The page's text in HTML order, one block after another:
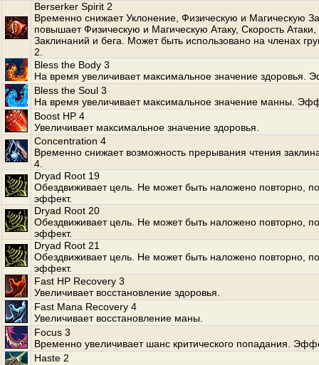
Berserker Spirit 2
Временно снижает Уклонение, Физическую и Магическую
повышает Физическую и Магическую Атаку, Скорость
Заклинаний и бега. Может быть использовано на членах
2.
Bless the Body 3
На время увеличивает максимальное значение здоровья.
Bless the Soul 3
На время увеличивает максимальное значение манны.
Boost HP 4
Увеличивает максимальное значение здоровья.
Concentration 4
Временно снижает возможность прерывания чтения
4.
Dryad Root 19
Обездвиживает цель. Не может быть наложено повторно,
эффект.
Dryad Root 20
Обездвиживает цель. Не может быть наложено повторно,
эффект.
Dryad Root 21
Обездвиживает цель. Не может быть наложено повторно,
эффект.
Fast HP Recovery 3
Увеличивает восстановление здоровья.
Fast Mana Recovery 4
Увеличивает восстановление маны.
Focus 3
Временно увеличивает шанс критического попадания.
Haste 2